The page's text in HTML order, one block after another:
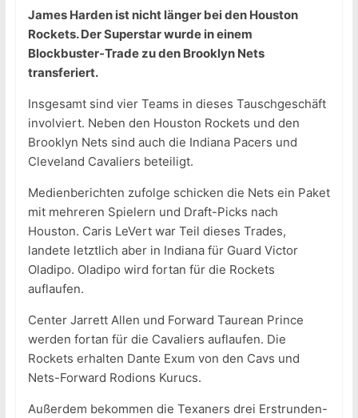
James Harden ist nicht länger bei den Houston
Rockets. Der Superstar wurde in einem
Blockbuster-Trade zu den Brooklyn Nets
transferiert.
Insgesamt sind vier Teams in dieses Tauschgeschäft
involviert. Neben den Houston Rockets und den
Brooklyn Nets sind auch die Indiana Pacers und
Cleveland Cavaliers beteiligt.
Medienberichten zufolge schicken die Nets ein Paket
mit mehreren Spielern und Draft-Picks nach
Houston. Caris LeVert war Teil dieses Trades,
landete letztlich aber in Indiana für Guard Victor
Oladipo. Oladipo wird fortan für die Rockets
auflaufen.
Center Jarrett Allen und Forward Taurean Prince
werden fortan für die Cavaliers auflaufen. Die
Rockets erhalten Dante Exum von den Cavs und
Nets-Forward Rodions Kurucs.
Außerdem bekommen die Texaners drei Erstrunden-